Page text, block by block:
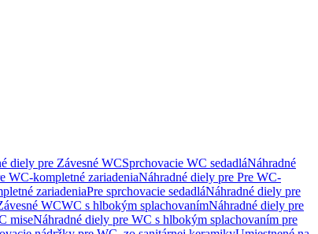
diely pre Závesné WCSprchovacie WC sedadláNáhradné
WC-kompletné zariadeniaNáhradné diely pre Pre WC-
zariadeniaPre sprchovacie sedadláNáhradné diely pre
WCWC s hlbokým splachovanímNáhradné diely pre
miseNáhradné diely pre WC s hlbokým splachovaním pre